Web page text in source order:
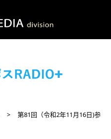
第81回（令和2年11月16日)参